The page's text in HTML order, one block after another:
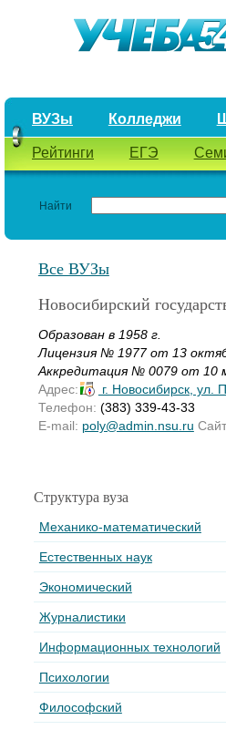
ВУЗы Колледжи
Рейтинги ЕГЭ
Найти
Все ВУЗы
Новосибирский
Образован в 1958 г.
Лицензия № 1977 от 13
Аккредитация № 0079 от 10
Адрес:
г. Новосибирск, ул.
Телефон: (383) 339-43-33
E-mail: poly@admin.nsu.ru
Структура вуза
Механико-математический
Естественных наук
Экономический
Журналистики
Информационных технологий
Психологии
Философский